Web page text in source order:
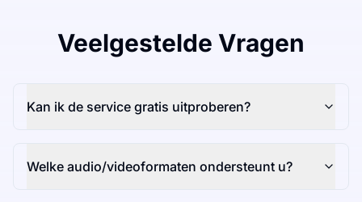
Veelgestelde Vragen
Kan ik de service gratis uitproberen?
Welke audio/videoformaten ondersteunt u?